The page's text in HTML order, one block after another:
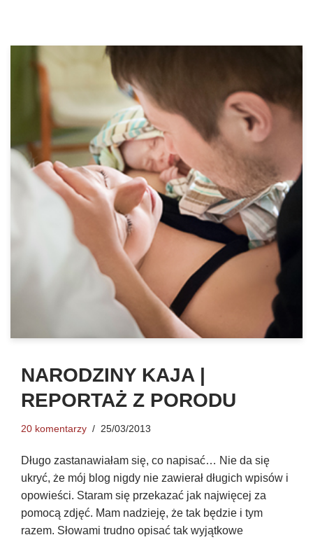
NARODZINY KAJA |
REPORTAŻ Z PORODU
20 komentarzy 25/03/2013
Długo zastanawiałam się, co napisać… Nie da się
ukryć, że mój blog nigdy nie zawierał długich wpisów i
opowieści. Staram się przekazać jak najwięcej za
pomocą zdjęć. Mam nadzieję, że tak będzie i tym
razem. Słowami trudno opisać tak wyjątkowe